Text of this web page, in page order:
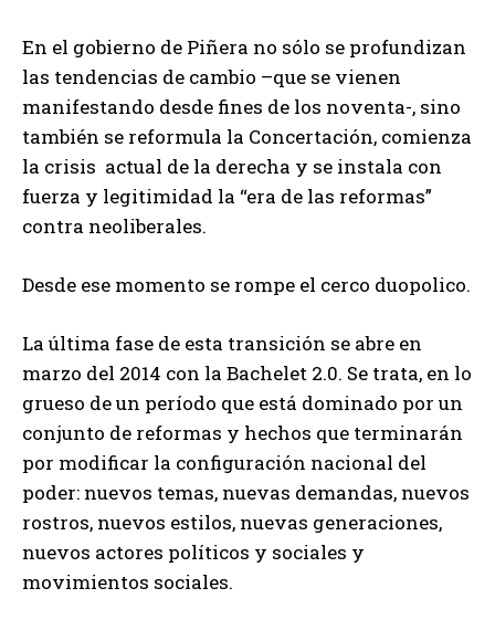
En el gobierno de Piñera no sólo se profundizan
las tendencias de cambio –que se vienen
manifestando desde fines de los noventa-, sino
también se reformula la Concertación, comienza
la crisis actual de la derecha y se instala con
fuerza y legitimidad la “era de las reformas”
contra neoliberales.
Desde ese momento se rompe el cerco duopolico.
La última fase de esta transición se abre en
marzo del 2014 con la Bachelet 2.0. Se trata, en lo
grueso de un período que está dominado por un
conjunto de reformas y hechos que terminarán
por modificar la configuración nacional del
poder: nuevos temas, nuevas demandas, nuevos
rostros, nuevos estilos, nuevas generaciones,
nuevos actores políticos y sociales y
movimientos sociales.